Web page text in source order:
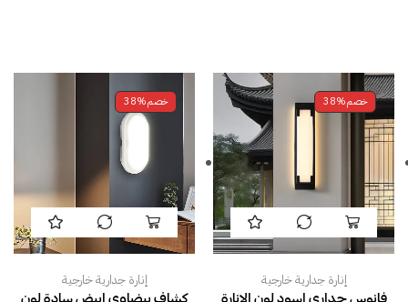
خصم38%
إنارة جدارية خارجية
خصم38%
إنارة جدارية خارجية